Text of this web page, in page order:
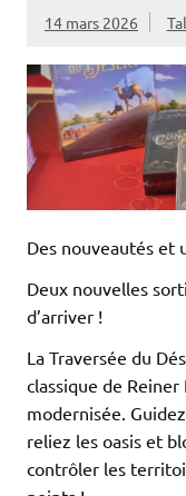
14 mars 2026
Des nouveautés et
Deux nouvelles
d’arriver !
La Traversée du
classique de
modernisée.
reliez les oasis et
contrôler les